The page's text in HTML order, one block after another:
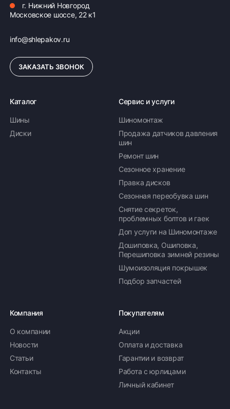
г. Нижний Новгород
Московское шоссе, 22 к1
info@shlepakov.ru
ЗАКАЗАТЬ ЗВОНОК
Каталог
Шины
Диски
Сервис и услуги
Шиномонтаж
Продажа датчиков давления
шин
Ремонт шин
Сезонное хранение
Правка дисков
Сезонная переобувка шин
Снятие секреток,
проблемных болтов и гаек
Доп услуги на Шиномонтаже
Дошиповка, Ошиповка,
Перешиповка зимней резины
Шумоизоляция покрышек
Подбор запчастей
Компания
О компании
Новости
Статьи
Контакты
Покупателям
Акции
Оплата и доставка
Гарантии и возврат
Работа с юрлицами
Личный кабинет